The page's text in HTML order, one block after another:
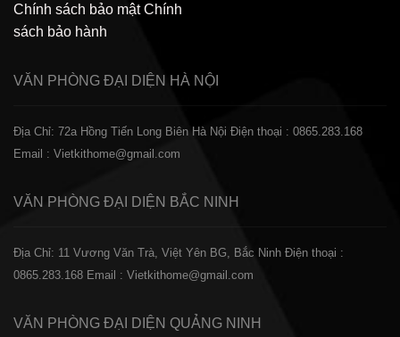
Chính sách bảo mật Chính
sách bảo hành
VĂN PHÒNG ĐẠI DIỆN HÀ NỘI
Địa Chỉ: 72a Hồng Tiến Long Biên Hà Nội Điện thoại : 0865.283.168
Email : Vietkithome@gmail.com
VĂN PHÒNG ĐẠI DIỆN BẮC NINH
Địa Chỉ: 11 Vương Văn Trà, Việt Yên BG, Bắc Ninh Điện thoại :
0865.283.168 Email : Vietkithome@gmail.com
VĂN PHÒNG ĐẠI DIỆN QUẢNG NINH